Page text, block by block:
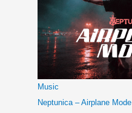
Music
Neptunica – Airplane Mode